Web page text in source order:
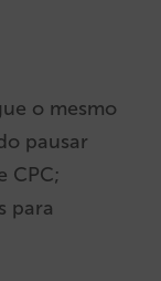
o mesmo
pausar
CPC;
para